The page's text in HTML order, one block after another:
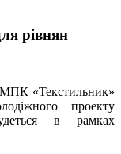
рівнян
«Текстильник»
проекту
в рамках